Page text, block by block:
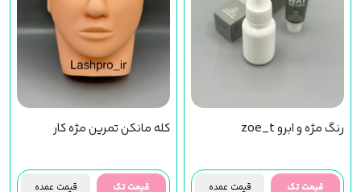
رنگ مژه و ابرو zoe_t
قیمت تک قیمت عمده
کله مانکن تمرین مژه کار
قیمت تک قیمت عمده